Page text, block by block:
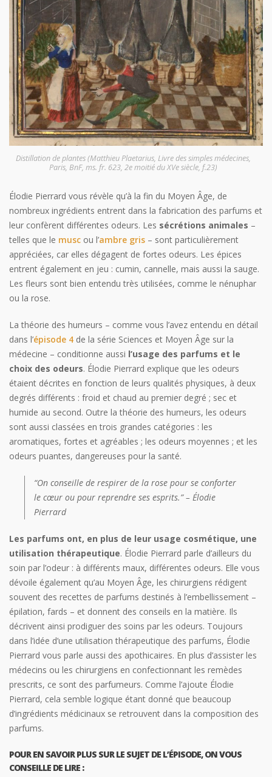
Distillation de plantes (Matthieu Plaetarius, Livre des simples médecines,
Paris, BnF, ms. fr. 623, 2e moitié du XVe siècle, f.23)
Élodie Pierrard vous révèle qu’à la fin du Moyen Âge, de
nombreux ingrédients entrent dans la fabrication des parfums et
leur confèrent différentes odeurs. Les sécrétions animales –
telles que le musc ou l’ambre gris – sont particulièrement
appréciées, car elles dégagent de fortes odeurs. Les épices
entrent également en jeu : cumin, cannelle, mais aussi la sauge.
Les fleurs sont bien entendu très utilisées, comme le nénuphar
ou la rose.
La théorie des humeurs – comme vous l’avez entendu en détail
dans l’épisode 4 de la série Sciences et Moyen Âge sur la
médecine – conditionne aussi l’usage des parfums et le
choix des odeurs. Élodie Pierrard explique que les odeurs
étaient décrites en fonction de leurs qualités physiques, à deux
degrés différents : froid et chaud au premier degré ; sec et
humide au second. Outre la théorie des humeurs, les odeurs
sont aussi classées en trois grandes catégories : les
aromatiques, fortes et agréables ; les odeurs moyennes ; et les
odeurs puantes, dangereuses pour la santé.
“On conseille de respirer de la rose pour se conforter
le cœur ou pour reprendre ses esprits.” – Élodie
Pierrard
Les parfums ont, en plus de leur usage cosmétique, une
utilisation thérapeutique. Élodie Pierrard parle d’ailleurs du
soin par l’odeur : à différents maux, différentes odeurs. Elle vous
dévoile également qu’au Moyen Âge, les chirurgiens rédigent
souvent des recettes de parfums destinés à l’embellissement –
épilation, fards – et donnent des conseils en la matière. Ils
décrivent ainsi prodiguer des soins par les odeurs. Toujours
dans l’idée d’une utilisation thérapeutique des parfums, Élodie
Pierrard vous parle aussi des apothicaires. En plus d’assister les
médecins ou les chirurgiens en confectionnant les remèdes
prescrits, ce sont des parfumeurs. Comme l’ajoute Élodie
Pierrard, cela semble logique étant donné que beaucoup
d’ingrédients médicinaux se retrouvent dans la composition des
parfums.
POUR EN SAVOIR PLUS SUR LE SUJET DE L’ÉPISODE, ON VOUS
CONSEILLE DE LIRE :